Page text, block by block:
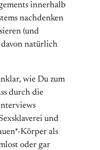
innerhalb
nachdenken
(und
natürlich
wie Du zum
durch die
und
Körper als
oder gar